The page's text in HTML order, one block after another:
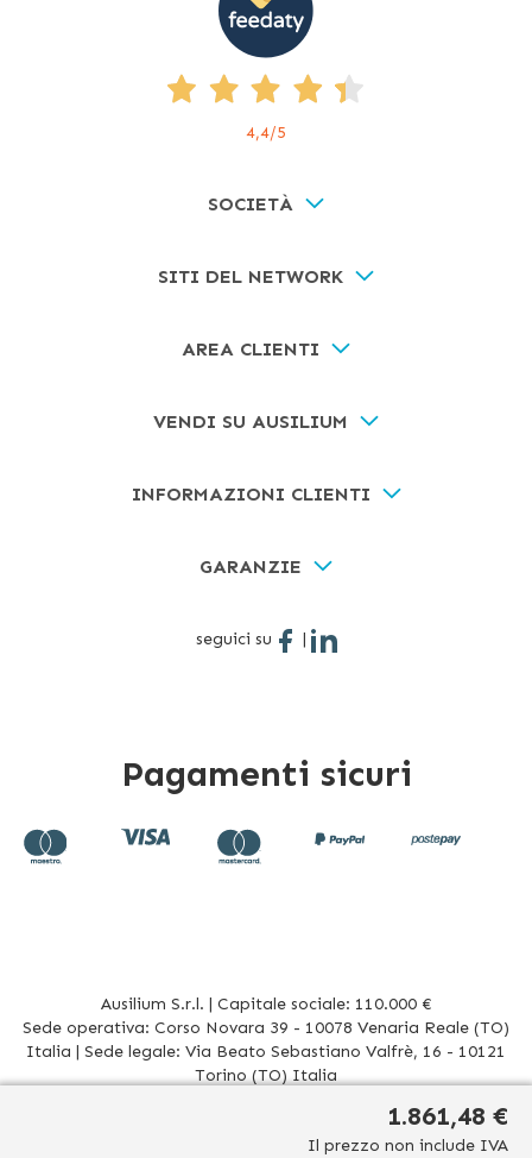
1.861,48 €
Il prezzo non include IVA
4,4/5
SOCIETÀ
SITI DEL NETWORK
AREA CLIENTI
VENDI SU AUSILIUM
INFORMAZIONI CLIENTI
GARANZIE
seguici su |
Pagamenti sicuri
Ausilium S.r.l. | Capitale sociale: 110.000 €
Sede operativa: Corso Novara 39 - 10078 Venaria Reale (TO)
Italia | Sede legale: Via Beato Sebastiano Valfrè, 16 - 10121
Torino (TO) Italia